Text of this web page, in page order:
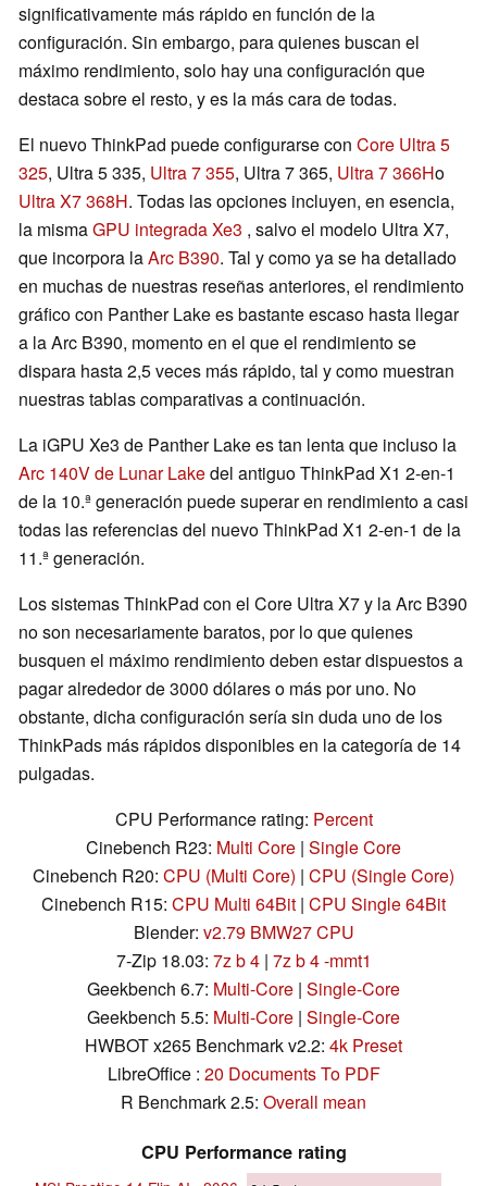
significativamente más rápido en función de la
configuración. Sin embargo, para quienes buscan el
máximo rendimiento, solo hay una configuración que
destaca sobre el resto, y es la más cara de todas.
El nuevo ThinkPad puede configurarse con Core Ultra 5
325, Ultra 5 335, Ultra 7 355, Ultra 7 365, Ultra 7 366Ho
Ultra X7 368H. Todas las opciones incluyen, en esencia,
la mismaGPU integrada Xe3 , salvo el modelo Ultra X7,
que incorpora laArc B390. Tal y como ya se ha detallado
en muchas de nuestras reseñas anteriores, el rendimiento
gráfico con Panther Lake es bastante escaso hasta llegar
a la Arc B390, momento en el que el rendimiento se
dispara hasta 2,5 veces más rápido, tal y como muestran
nuestras tablas comparativas a continuación.
La iGPU Xe3 de Panther Lake es tan lenta que incluso la
Arc 140V de Lunar Lakedel antiguo ThinkPad X1 2-en-1
de la 10.ª generación puede superar en rendimiento a casi
todas las referencias del nuevo ThinkPad X1 2-en-1 de la
11.ª generación.
Los sistemas ThinkPad con el Core Ultra X7 y la Arc B390
no son necesariamente baratos, por lo que quienes
busquen el máximo rendimiento deben estar dispuestos a
pagar alrededor de 3000 dólares o más por uno. No
obstante, dicha configuración sería sin duda uno de los
ThinkPads más rápidos disponibles en la categoría de 14
pulgadas.
CPU Performance rating: Percent
Cinebench R23: Multi Core | Single Core
Cinebench R20: CPU (Multi Core) | CPU (Single Core)
Cinebench R15: CPU Multi 64Bit | CPU Single 64Bit
Blender: v2.79 BMW27 CPU
7-Zip 18.03: 7z b 4| 7z b 4 -mmt1
Geekbench 6.7: Multi-Core | Single-Core
Geekbench 5.5: Multi-Core | Single-Core
HWBOT x265 Benchmark v2.2: 4k Preset
LibreOffice : 20 Documents To PDF
R Benchmark 2.5: Overall mean
CPU Performance rating